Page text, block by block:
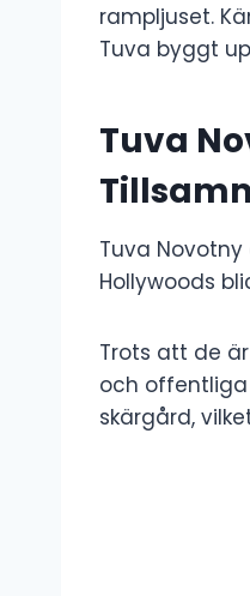
rampljuset.
Tuva byggt
Tuva
Tuva
Hollywoods
Trots att de
och offentliga
skärgård,